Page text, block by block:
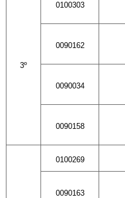
3º
0100303
0090162
0090034
0090158
0100269
0090163